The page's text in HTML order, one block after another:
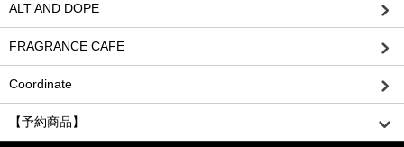
ALT AND DOPE
FRAGRANCE CAFE
Coordinate
【予約商品】